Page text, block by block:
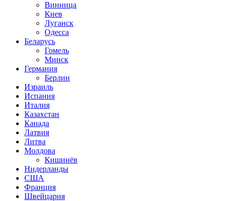
Винница
Киев
Луганск
Одесса
Беларусь
Гомель
Минск
Германия
Берлин
Израиль
Испания
Италия
Казахстан
Канада
Латвия
Литва
Молдова
Кишинёв
Нидерланды
США
Франция
Швейцария